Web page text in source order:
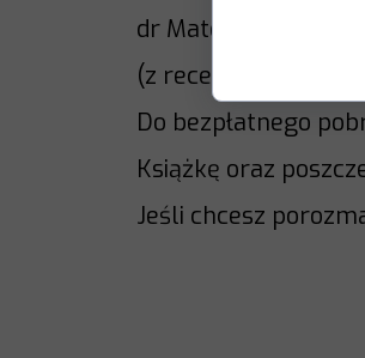
dr Mateusz
(z recenzji
Do bezpłatnego
Książkę oraz
Jeśli chcesz